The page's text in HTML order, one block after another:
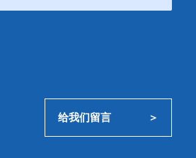
给我们留言             ＞